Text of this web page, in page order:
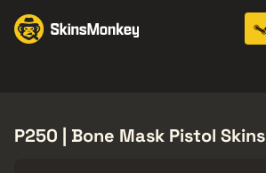
P250 | Bone Mask Pistol Skins